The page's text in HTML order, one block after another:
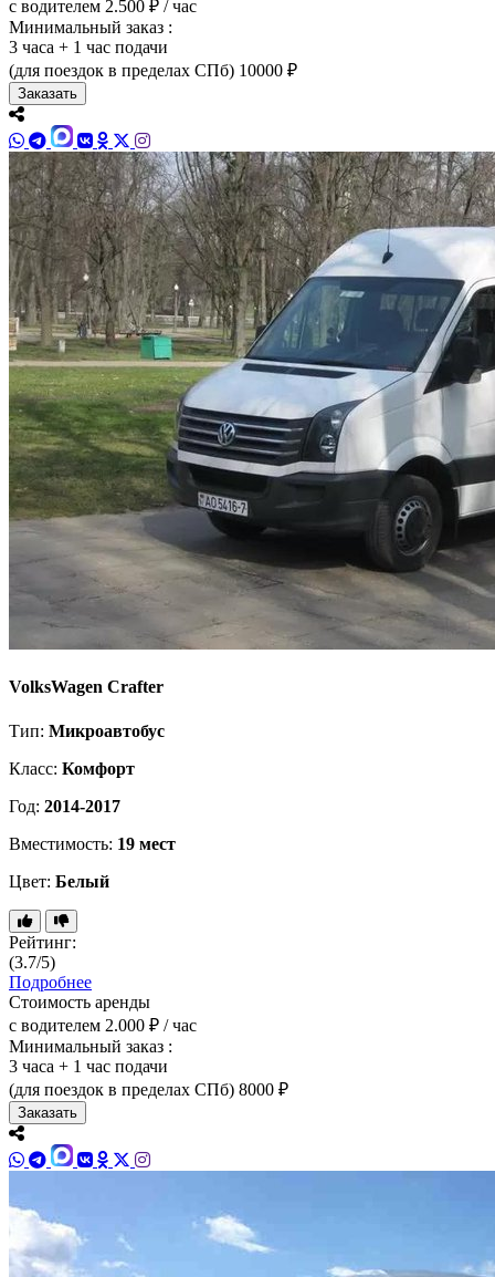
с водителем 2.500 ₽ / час
Минимальный заказ :
3 часа + 1 час подачи
(для поездок в пределах СПб) 10000 ₽
Заказать
VolksWagen Crafter
Тип: Микроавтобус
Класс: Комфорт
Год: 2014-2017
Вместимость: 19 мест
Цвет: Белый
Рейтинг:
(3.7/5)
Подробнее
Стоимость аренды
с водителем 2.000 ₽ / час
Минимальный заказ :
3 часа + 1 час подачи
(для поездок в пределах СПб) 8000 ₽
Заказать